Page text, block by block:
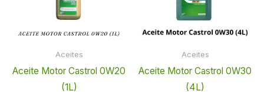
Aceites
Aceite Motor Castrol 0W20
(1L)
Aceites
Aceite Motor Castrol 0W30
(4L)